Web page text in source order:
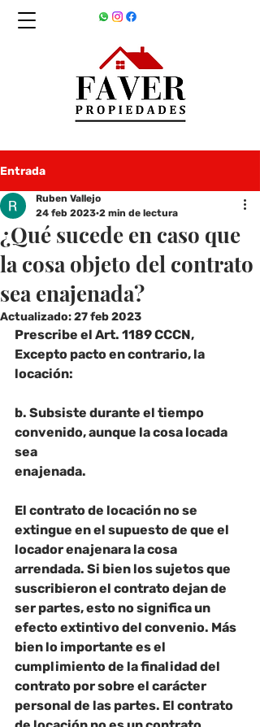
Entrada
¿Qué sucede en caso que
la cosa objeto del contrato
sea enajenada?
Ruben Vallejo
24 feb 2023 2 min de lectura
Actualizado:27 feb 2023
Prescribe el Art. 1189 CCCN,
Excepto pacto en contrario, la
locación:
b. Subsiste durante el tiempo
convenido, aunque la cosa locada
sea
enajenada.
El contrato de locación no se
extingue en el supuesto de que el
locador enajenara la cosa
arrendada. Si bien los sujetos que
suscribieron el contrato dejan de
ser partes, esto no significa un
efecto extintivo del convenio. Más
bien lo importante es el
cumplimiento de la finalidad del
contrato por sobre el carácter
personal de las partes. El contrato